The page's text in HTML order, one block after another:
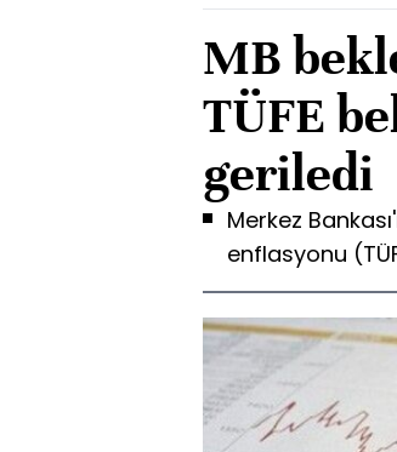
MB
TÜFE
geriledi
Merkez
enflasyonu